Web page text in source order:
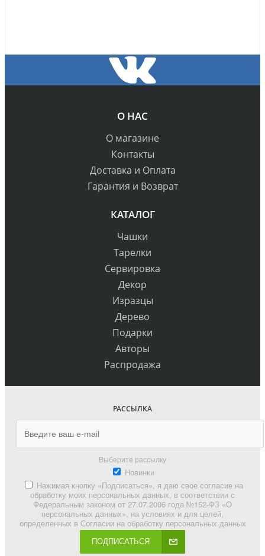
О НАС
О магазине
Контакты
Доставка и Оплата
Гарантия и Возврат
КАТАЛОГ
Чашки
Тарелки
Сервировка
Декор
Изразцы
Дерево
Подарки
Авторы
Распродажа
РАССЫЛКА
Выберите рассылку
Новинки
Нажимая кнопку «Подписаться», я даю свое согласие на
обработку моих персональных данных, в соответствии с
Федеральным законом от 27.07.2006 года №152-ФЗ «О
персональных данных», на условиях и для целей,
определенных в Согласии на обработку персональных данных
ПОДПИСАТЬСЯ